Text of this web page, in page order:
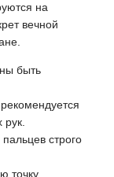
на
вечной
быть
строго
точку